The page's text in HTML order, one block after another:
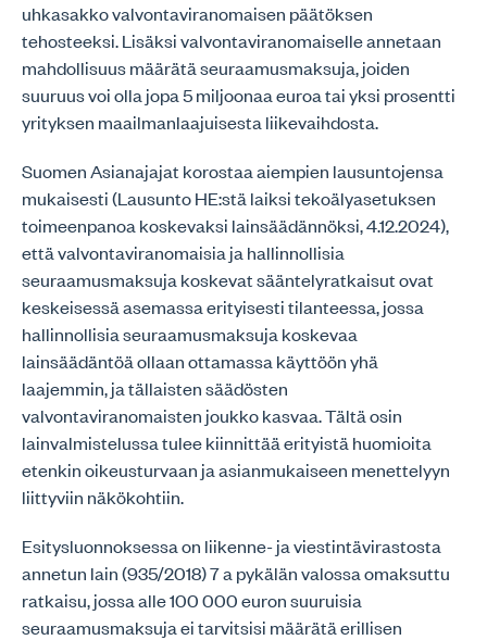
uhkasakko valvontaviranomaisen päätöksen
tehosteeksi. Lisäksi valvontaviranomaiselle annetaan
mahdollisuus määrätä seuraamusmaksuja, joiden
suuruus voi olla jopa 5 miljoonaa euroa tai yksi prosentti
yrityksen maailmanlaajuisesta liikevaihdosta.
Suomen Asianajajat korostaa aiempien lausuntojensa
mukaisesti (Lausunto HE:stä laiksi tekoälyasetuksen
toimeenpanoa koskevaksi lainsäädännöksi, 4.12.2024),
että valvontaviranomaisia ja hallinnollisia
seuraamusmaksuja koskevat sääntelyratkaisut ovat
keskeisessä asemassa erityisesti tilanteessa, jossa
hallinnollisia seuraamusmaksuja koskevaa
lainsäädäntöä ollaan ottamassa käyttöön yhä
laajemmin, ja tällaisten säädösten
valvontaviranomaisten joukko kasvaa. Tältä osin
lainvalmistelussa tulee kiinnittää erityistä huomioita
etenkin oikeusturvaan ja asianmukaiseen menettelyyn
liittyviin näkökohtiin.
Esitysluonnoksessa on liikenne- ja viestintävirastosta
annetun lain (935/2018) 7 a pykälän valossa omaksuttu
ratkaisu, jossa alle 100 000 euron suuruisia
seuraamusmaksuja ei tarvitsisi määrätä erillisen